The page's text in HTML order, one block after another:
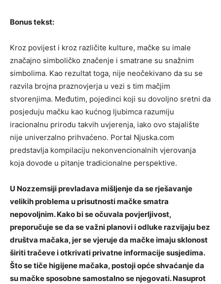
Bonus tekst:
Kroz povijest i kroz različite kulture, mačke su imale
značajno simboličko značenje i smatrane su snažnim
simbolima. Kao rezultat toga, nije neočekivano da su se
razvila brojna praznovjerja u vezi s tim mačjim
stvorenjima. Međutim, pojedinci koji su dovoljno sretni da
posjeduju mačku kao kućnog ljubimca razumiju
iracionalnu prirodu takvih uvjerenja, iako ovo stajalište
nije univerzalno prihvaćeno. Portal Njuska.com
predstavlja kompilaciju nekonvencionalnih vjerovanja
koja dovode u pitanje tradicionalne perspektive.
U Nozzemsiji prevladava mišljenje da se rješavanje
velikih problema u prisutnosti mačke smatra
nepovoljnim. Kako bi se očuvala povjerljivost,
preporučuje se da se važni planovi i odluke razvijaju bez
društva mačaka, jer se vjeruje da mačke imaju sklonost
širiti tračeve i otkrivati ​​privatne informacije susjedima.
Što se tiče higijene mačaka, postoji opće shvaćanje da
su mačke sposobne samostalno se njegovati. Nasuprot